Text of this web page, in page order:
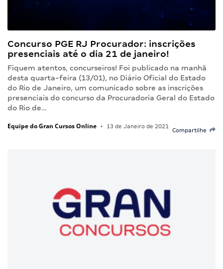
Concurso PGE RJ Procurador: inscrições
presenciais até o dia 21 de janeiro!
Fiquem atentos, concurseiros! Foi publicado na manhã
desta quarta-feira (13/01), no Diário Oficial do Estado
do Rio de Janeiro, um comunicado sobre as inscrições
presenciais do concurso da Procuradoria Geral do Estado
do Rio de…
Equipe do Gran Cursos Online • 13 de Janeiro de 2021
Compartilhe